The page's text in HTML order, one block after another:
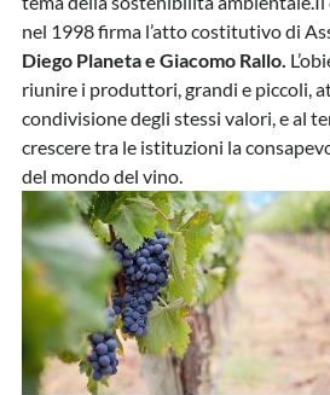
nel 1998 firma l’atto costitutivo di
Diego Planeta e Giacomo Rallo.
riunire i produttori, grandi e piccoli,
condivisione degli stessi valori, e al
crescere tra le istituzioni la
del mondo del vino.